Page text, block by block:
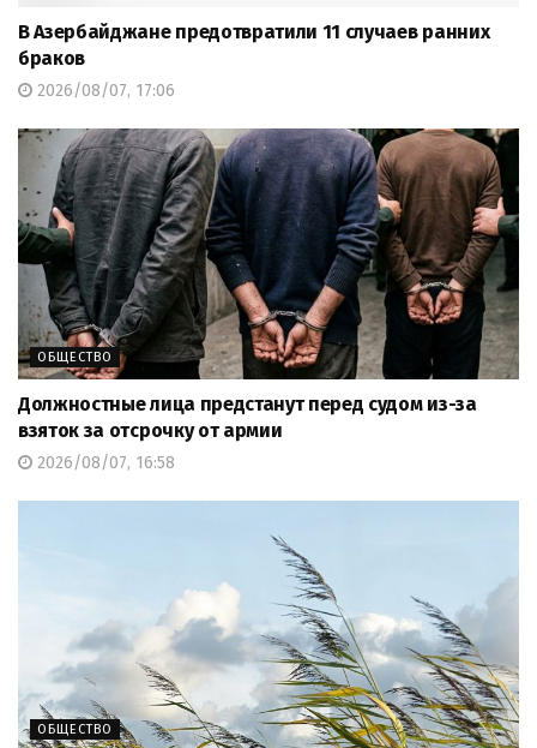
В Азербайджане предотвратили 11 случаев ранних
браков
2026/08/07, 17:06
ОБЩЕСТВО
Должностные лица предстанут перед судом из-за
взяток за отсрочку от армии
2026/08/07, 16:58
ОБЩЕСТВО